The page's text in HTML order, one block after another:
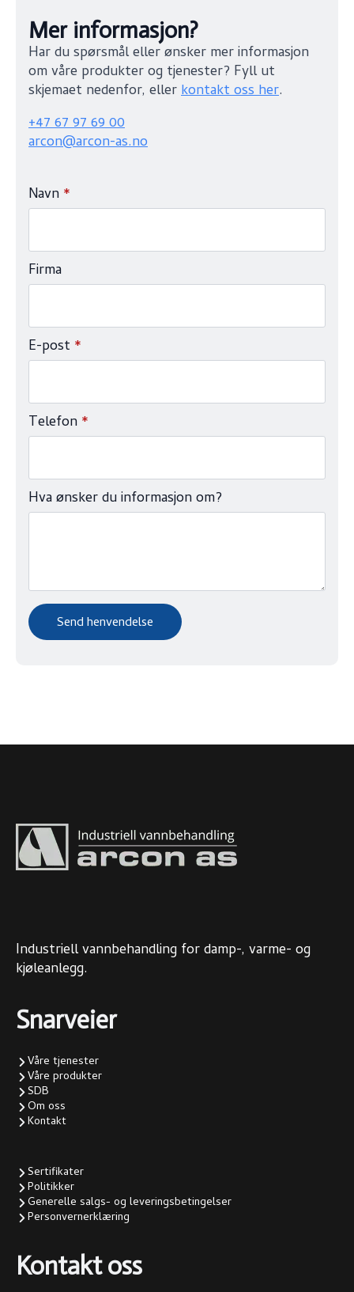
Mer informasjon?
Har du spørsmål eller ønsker mer informasjon
om våre produkter og tjenester? Fyll ut
skjemaet nedenfor, ellerkontakt oss her.
+47 67 97 69 00
arcon@arcon-as.no
Navn *
Firma
E-post *
Telefon *
Hva ønsker du informasjon om?
Send henvendelse
Industriell vannbehandling for damp-, varme- og
kjøleanlegg.
Snarveier
Våre tjenester
Våre produkter
SDB
Om oss
Kontakt
Sertifikater
Politikker
Generelle salgs- og leveringsbetingelser
Personvernerklæring
Kontakt oss